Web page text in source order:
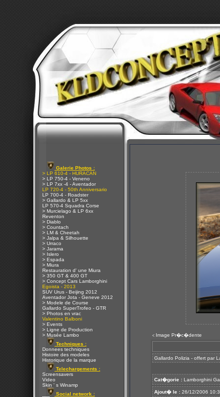
Galerie Photos :
> LP 610-4 - HURACAN
> LP 750-4 - Veneno
> LP 7xx -4 - Aventador
LP 720-4 - 50th Anniversario
LP 700-4 - Roadster
> Gallardo & LP 5xx
LP 570-4 Squadra Corse
> Murcielago & LP 6xx
Reventon
> Diablo
> Countach
> LM & Cheetah
> Jalpa & Silhouette
> Urraco
> Jarama
> Islero
> Espada
> Miura
Restauration d' une Miura
> 350 GT & 400 GT
> Concept Cars Lamborghini
Egoista - 2013
SUV Urus - Beijing 2012
Aventador Jota - Geneve 2012
> Modele de Course
Gallardo SuperTrofeo - GTR
> Photos en vrac
Valentino Balboni
> Events
> Ligne de Production
> Musée Lambo
Techniques :
Donnees techniques
Histoire des modeles
Historique de la marque
Telechargements :
Screensavers
Video
Skin ' s Winamp
Social network :
< Image Pr�c�dente
Gallardo Polizia - offert par
Cat�gorie : Lamborghini
Ajout� le : 26/12/2006